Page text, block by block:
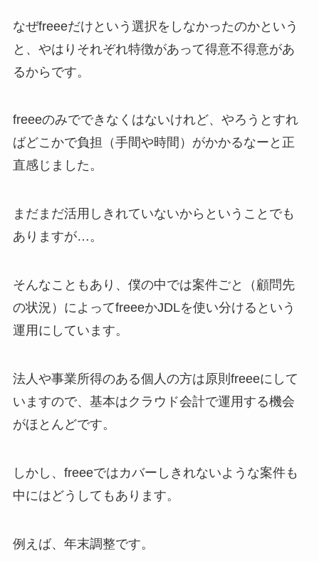
なぜfreeeだけという選択をしなかったのかという
と、やはりそれぞれ特徴があって得意不得意があ
るからです。
freeeのみでできなくはないけれど、やろうとすれ
ばどこかで負担（手間や時間）がかかるなーと正
直感じました。
まだまだ活用しきれていないからということでも
ありますが…。
そんなこともあり、僕の中では案件ごと（顧問先
の状況）によってfreeeかJDLを使い分けるという
運用にしています。
法人や事業所得のある個人の方は原則freeeにして
いますので、基本はクラウド会計で運用する機会
がほとんどです。
しかし、freeeではカバーしきれないような案件も
中にはどうしてもあります。
例えば、年末調整です。